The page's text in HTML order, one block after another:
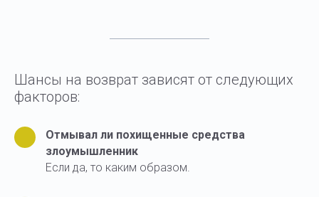
Шансы на возврат зависят от следующих
факторов:
Отмывал ли похищенные средства
злоумышленник
Если да, то каким образом.